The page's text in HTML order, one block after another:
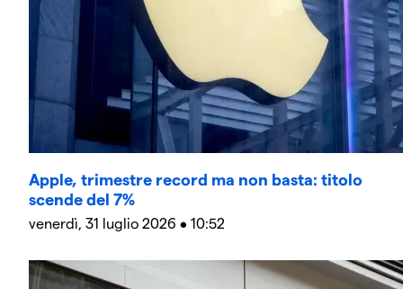
Apple, trimestre record ma non basta: titolo
scende del 7%
venerdì, 31 luglio 2026 • 10:52